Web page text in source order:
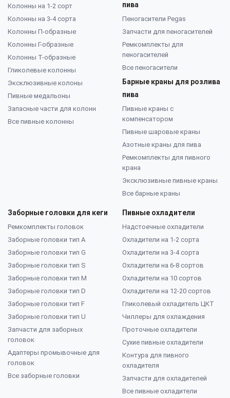
Колонны на 1-2 сорт
Колонны на 3-4 сорта
Колонны П-образные
Колонны Г-образные
Колонны Т-образные
Гликолевые колонны
Эксклюзивные колоны
Пивные медальоны
Запасные части для колонн
Все пивные колонны
пива
Пеногасители Pegas
Запчасти для пеногасителей
Ремкомплекты для
пеногасителей
Все пеногасители
Барные краны для розлива
пива
Пивные краны с
компенсатором
Пивные шаровые краны
Азотные краны для пива
Ремкомплекты для пивного
крана
Эксклюзивные пивные краны
Все барные краны
Заборные головки для кеги
Ремкомплекты головок
Заборные головки тип А
Заборные головки тип G
Заборные головки тип S
Заборные головки тип M
Заборные головки тип D
Заборные головки тип F
Заборные головки тип U
Запчасти для заборных
головок
Адаптеры промывочные для
головок
Все заборные головки
Пивные охладители
Надстоечные охладители
Охладители на 1-2 сорта
Охладители на 3-4 сорта
Охладители на 6-8 сортов
Охладители на 10 сортов
Охладители на 12-20 сортов
Гликолевый охладитель ЦКТ
Чиллеры для охлаждения
Проточные охладители
Сухие пивные охладители
Контура для пивного
охладителя
Запчасти для охладителей
Все пивные охладители